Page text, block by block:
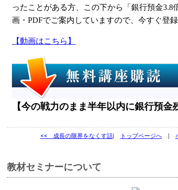
ったことがある方、この下から「銀行預金3.8
画・PDFでご案内していますので、今すぐ登
【動画はこちら】
【今の戦力のまま半年以内に銀行預金
<< 成長の限界をなくす話| トップページへ|
教材セミナーについて